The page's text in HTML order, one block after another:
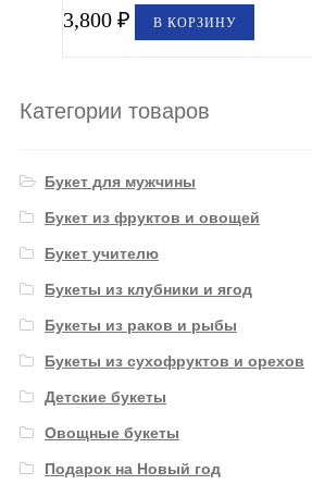
3,800₽ В КОРЗИНУ
Категории товаров
Букет для мужчины
Букет из фруктов и овощей
Букет учителю
Букеты из клубники и ягод
Букеты из раков и рыбы
Букеты из сухофруктов и орехов
Детские букеты
Овощные букеты
Подарок на Новый год